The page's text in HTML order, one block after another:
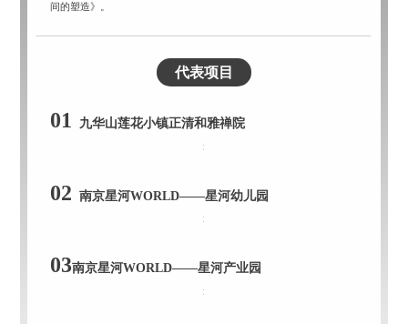
间的塑造》。
代表项目
01 九华山莲花小镇正清和雅禅院
02 南京星河WORLD——星河幼儿园
03南京星河WORLD——星河产业园